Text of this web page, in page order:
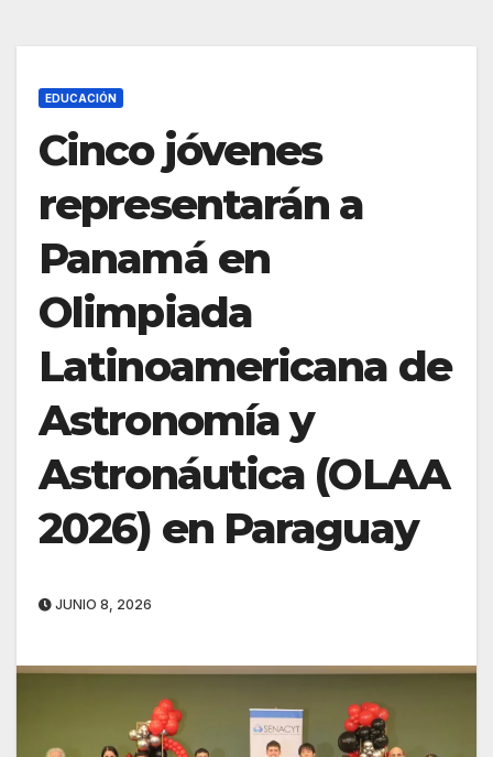
EDUCACIÓN
Cinco jóvenes
representarán a
Panamá en
Olimpiada
Latinoamericana de
Astronomía y
Astronáutica (OLAA
2026) en Paraguay
JUNIO 8, 2026